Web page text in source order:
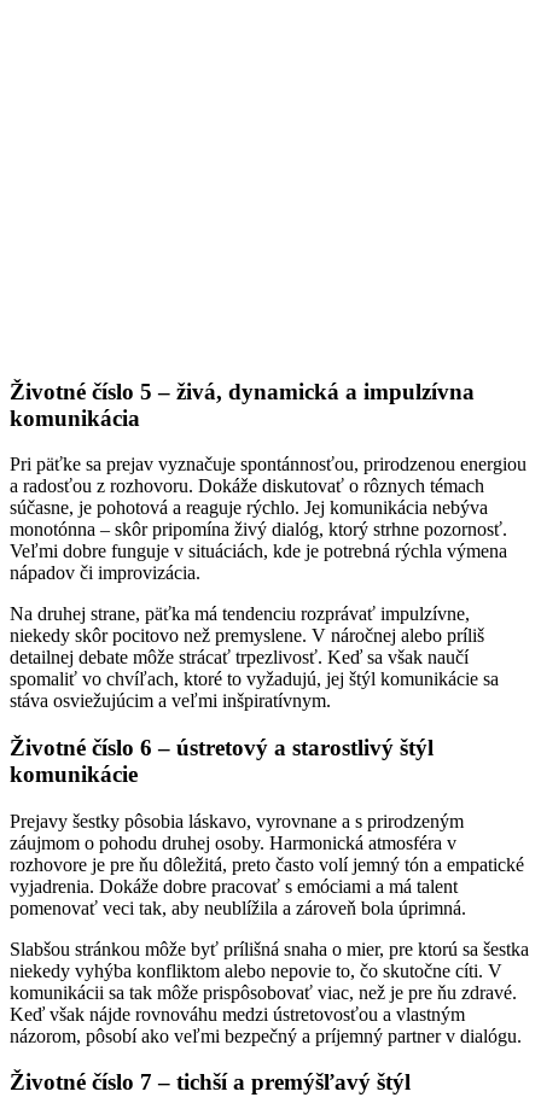
Životné číslo 5 – živá, dynamická a impulzívna
komunikácia
Pri päťke sa prejav vyznačuje spontánnosťou, prirodzenou energiou
a radosťou z rozhovoru. Dokáže diskutovať o rôznych témach
súčasne, je pohotová a reaguje rýchlo. Jej komunikácia nebýva
monotónna – skôr pripomína živý dialóg, ktorý strhne pozornosť.
Veľmi dobre funguje v situáciách, kde je potrebná rýchla výmena
nápadov či improvizácia.
Na druhej strane, päťka má tendenciu rozprávať impulzívne,
niekedy skôr pocitovo než premyslene. V náročnej alebo príliš
detailnej debate môže strácať trpezlivosť. Keď sa však naučí
spomaliť vo chvíľach, ktoré to vyžadujú, jej štýl komunikácie sa
stáva osviežujúcim a veľmi inšpiratívnym.
Životné číslo 6 – ústretový a starostlivý štýl
komunikácie
Prejavy šestky pôsobia láskavo, vyrovnane a s prirodzeným
záujmom o pohodu druhej osoby. Harmonická atmosféra v
rozhovore je pre ňu dôležitá, preto často volí jemný tón a empatické
vyjadrenia. Dokáže dobre pracovať s emóciami a má talent
pomenovať veci tak, aby neublížila a zároveň bola úprimná.
Slabšou stránkou môže byť prílišná snaha o mier, pre ktorú sa šestka
niekedy vyhýba konfliktom alebo nepovie to, čo skutočne cíti. V
komunikácii sa tak môže prispôsobovať viac, než je pre ňu zdravé.
Keď však nájde rovnováhu medzi ústretovosťou a vlastným
názorom, pôsobí ako veľmi bezpečný a príjemný partner v dialógu.
Životné číslo 7 – tichší a premýšľavý štýl